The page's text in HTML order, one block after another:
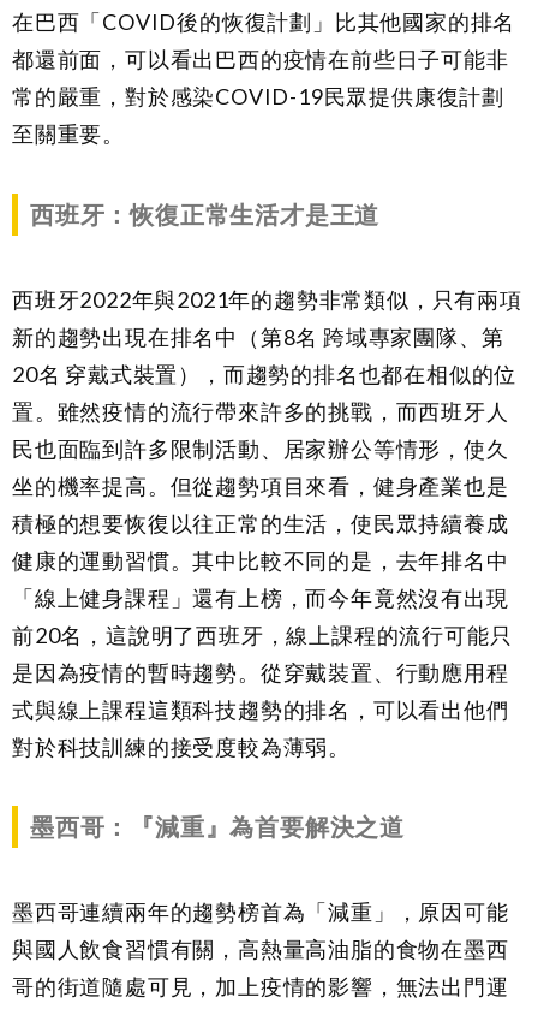
在巴西「COVID後的恢復計劃」比其他國家的排名
都還前面，可以看出巴西的疫情在前些日子可能非
常的嚴重，對於感染COVID-19民眾提供康復計劃
至關重要。
西班牙：恢復正常生活才是王道
西班牙2022年與2021年的趨勢非常類似，只有兩項
新的趨勢出現在排名中（第8名 跨域專家團隊、第
20名 穿戴式裝置），而趨勢的排名也都在相似的位
置。雖然疫情的流行帶來許多的挑戰，而西班牙人
民也面臨到許多限制活動、居家辦公等情形，使久
坐的機率提高。但從趨勢項目來看，健身產業也是
積極的想要恢復以往正常的生活，使民眾持續養成
健康的運動習慣。其中比較不同的是，去年排名中
「線上健身課程」還有上榜，而今年竟然沒有出現
前20名，這說明了西班牙，線上課程的流行可能只
是因為疫情的暫時趨勢。從穿戴裝置、行動應用程
式與線上課程這類科技趨勢的排名，可以看出他們
對於科技訓練的接受度較為薄弱。
墨西哥：『減重』為首要解決之道
墨西哥連續兩年的趨勢榜首為「減重」，原因可能
與國人飲食習慣有關，高熱量高油脂的食物在墨西
哥的街道隨處可見，加上疫情的影響，無法出門運